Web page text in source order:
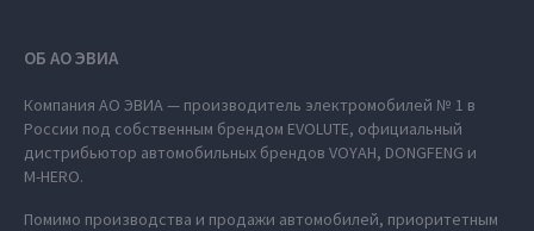
ОБ АО ЭВИА
Компания АО ЭВИА — производитель электромобилей № 1 в
России под собственным брендом EVOLUTE, официальный
дистрибьютор автомобильных брендов VOYAH, DONGFENG и
M‑HERO.
Помимо производства и продажи автомобилей, приоритетным